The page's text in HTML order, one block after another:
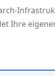
Ihre